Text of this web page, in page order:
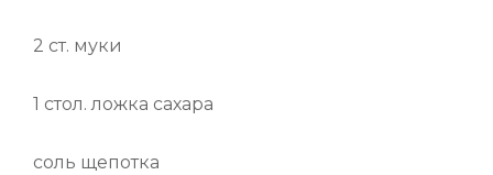
2 ст. муки
1 стол. ложка сахара
соль щепотка